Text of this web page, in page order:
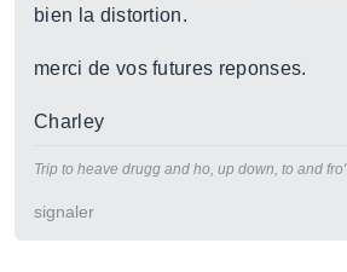
bien la distortion.
merci de vos futures reponses.
Charley
Trip to heave drugg and ho, up down, to and fro'
signaler